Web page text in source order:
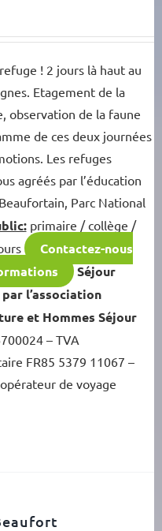
! 2 jours là haut au
Etagement de la
observation de la faune
de ces deux journées
Les refuges
agréés par l’éducation
Parc National
primaire / collège /
Contactez-nous
Séjour
l’association
et Hommes Séjour
– TVA
FR85 5379 11067 –
de voyage